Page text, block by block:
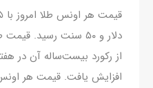
دلار و ۵۰ سنت رسید.
از رکورد بیست‌ساله آن در
افزایش یافت. قیمت هر